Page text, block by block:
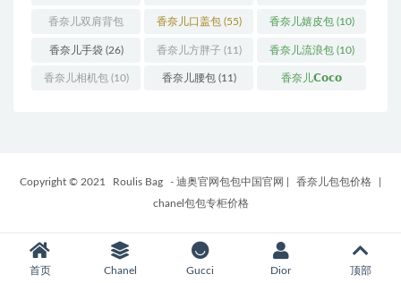
(11) (12)
香奈儿双肩背包
(13)
香奈儿口盖包(55) 香奈儿嬉皮包(10)
香奈儿手袋(26) 香奈儿方胖子(11) 香奈儿流浪包(10)
香奈儿相机包(10) 香奈儿腰包(11) 香奈儿𝗖𝗼𝗰𝗼
Copyright © 2021 Roulis Bag - 迪奥官网包包中国官网 香奈儿包包价格
chanel包包专柜价格
首页 Chanel Gucci Dior 顶部